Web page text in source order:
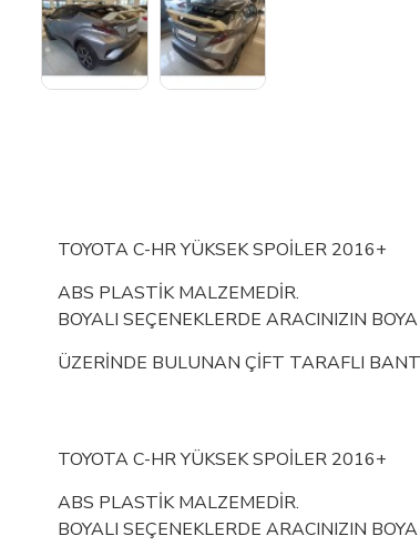
TOYOTA C-HR YÜKSEK SPOİLER 2016+
ABS PLASTİK MALZEMEDİR.
BOYALI SEÇENEKLERDE ARACINIZIN
ÜZERİNDE BULUNAN ÇİFT TARAFLI
TOYOTA C-HR YÜKSEK SPOİLER 2016+
ABS PLASTİK MALZEMEDİR.
BOYALI SEÇENEKLERDE ARACINIZIN